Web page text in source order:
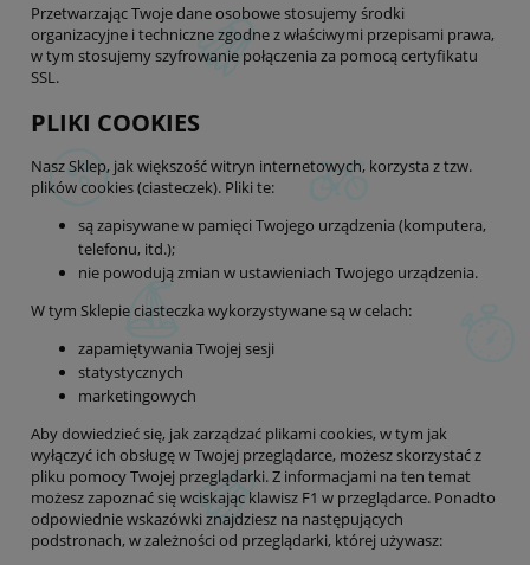
Przetwarzając Twoje dane osobowe stosujemy środki
organizacyjne i techniczne zgodne z właściwymi przepisami prawa,
w tym stosujemy szyfrowanie połączenia za pomocą certyfikatu
SSL.
PLIKI COOKIES
Nasz Sklep, jak większość witryn internetowych, korzysta z tzw.
plików cookies (ciasteczek). Pliki te:
są zapisywane w pamięci Twojego urządzenia (komputera,
telefonu, itd.);
nie powodują zmian w ustawieniach Twojego urządzenia.
W tym Sklepie ciasteczka wykorzystywane są w celach:
zapamiętywania Twojej sesji
statystycznych
marketingowych
Aby dowiedzieć się, jak zarządzać plikami cookies, w tym jak
wyłączyć ich obsługę w Twojej przeglądarce, możesz skorzystać z
pliku pomocy Twojej przeglądarki. Z informacjami na ten temat
możesz zapoznać się wciskając klawisz F1 w przeglądarce. Ponadto
odpowiednie wskazówki znajdziesz na następujących
podstronach, w zależności od przeglądarki, której używasz: